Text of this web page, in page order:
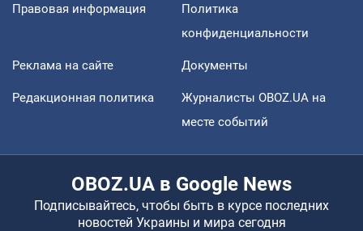
Правовая информация
Политика
конфиденциальности
Реклама на сайте Документы
Редакционная политика
Журналисты OBOZ.UA на
месте событий
OBOZ.UA в Google News
Подписывайтесь, чтобы быть в курсе последних
новостей Украины и мира сегодня